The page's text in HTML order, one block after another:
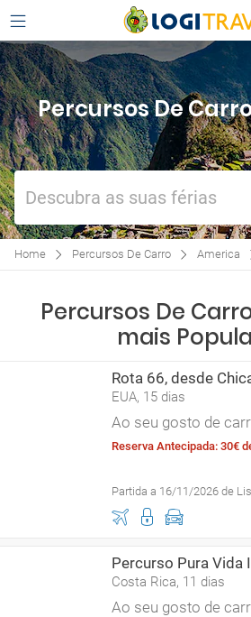
Percursos De
Descubra as suas férias
Home Percursos De Carro America
Percursos De
mais
Rota 66, desde
EUA, 15 dias
Ao seu gosto de
Reserva Antecipada: 30€
Partida a 16/11/2026 de
Percurso Pura Vida
Costa Rica, 11 dias
Ao seu gosto de